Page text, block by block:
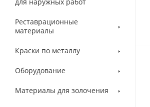
Реставрационные
материалы
Краски по металлу
Оборудование
Материалы для золочения